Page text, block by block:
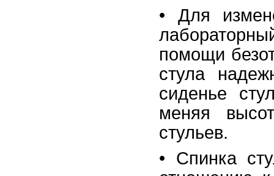
• Для
помощи
стула
сиденье
меняя
стульев.
• Спинка